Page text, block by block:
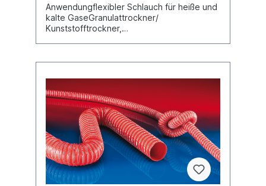
Anwendungflexibler Schlauch für heiße und
kalte GaseGranulattrockner/
Kunststofftrockner,
Trockner, IR/Infrarot TrocknerBus,
Boot, Schiff, Yacht: Belüftung,
HeizungEigenschaftenfadenverstärktsehr
gut hitzebeständigRoHS konformREACH
gemäß --> Technik / Technische
Informationen / REACHTemperaturbereich-
35°C bis 135°Ckurzzeitig bis
150°CKonstruktionNeoprenschlauch1. in der
Wandung eingegossener Federstahldraht2.
gewebeverstärktes Band; Wandung:
Neopren beschichtetes Glasgewebe3.